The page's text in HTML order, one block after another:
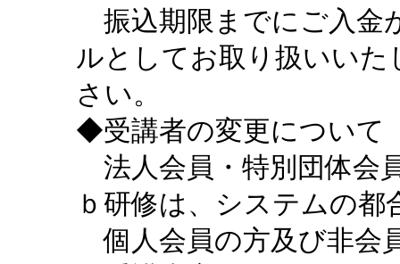
振込期限までにご入金
ルとしてお取り扱いい
さい。
◆受講者の変更について
法人会員・特別団体会
ｂ研修は、システムの
個人会員の方及び非会